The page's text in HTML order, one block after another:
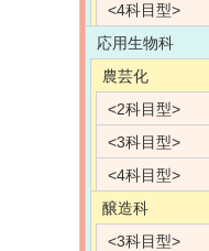
<4科目型>
応用生物科
農芸化
<2科目型>
<3科目型>
<4科目型>
醸造科
<3科目型>